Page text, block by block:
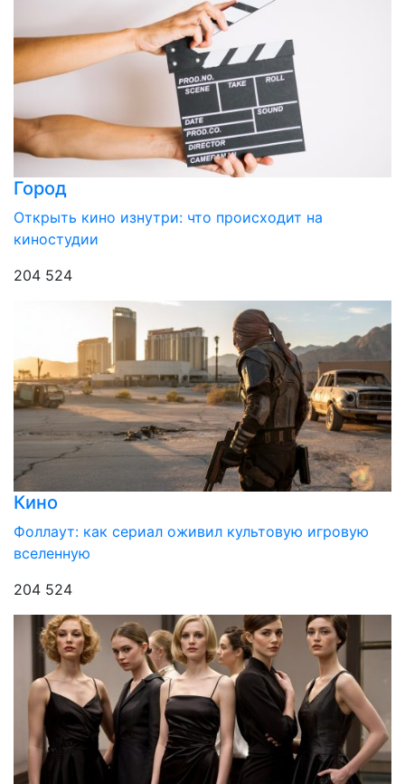
Город
Открыть кино изнутри: что происходит на
киностудии
204 524
Кино
Фоллаут: как сериал оживил культовую игровую
вселенную
204 524